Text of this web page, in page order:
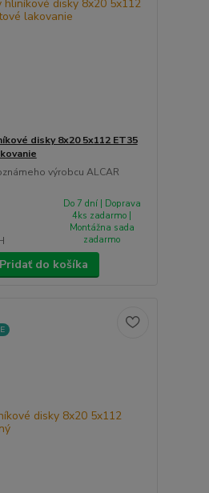
disky 8x20 5x112 ET35
výrobcu ALCAR
Do 7 dní | Doprava
4ks zadarmo |
Montážna sada
zadarmo
Pridať do košíka